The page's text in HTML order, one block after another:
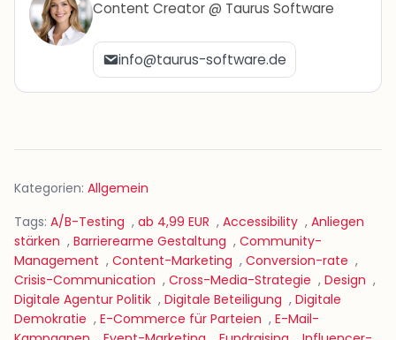
Content Creator @ Taurus Software
info@taurus-software.de
Kategorien: Allgemein
Tags: A/B-Testing , ab 4,99 EUR , Accessibility , Anliegen
stärken , Barrierearme Gestaltung , Community-
Management , Content-Marketing , Conversion-rate ,
Crisis-Communication , Cross-Media-Strategie , Design ,
Digitale Agentur Politik , Digitale Beteiligung , Digitale
Demokratie , E-Commerce für Parteien , E-Mail-